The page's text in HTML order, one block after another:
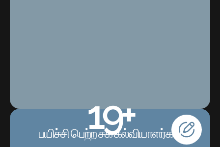
20+
பயிச்சி பெற்ற சக கல்வியாளர்கள்